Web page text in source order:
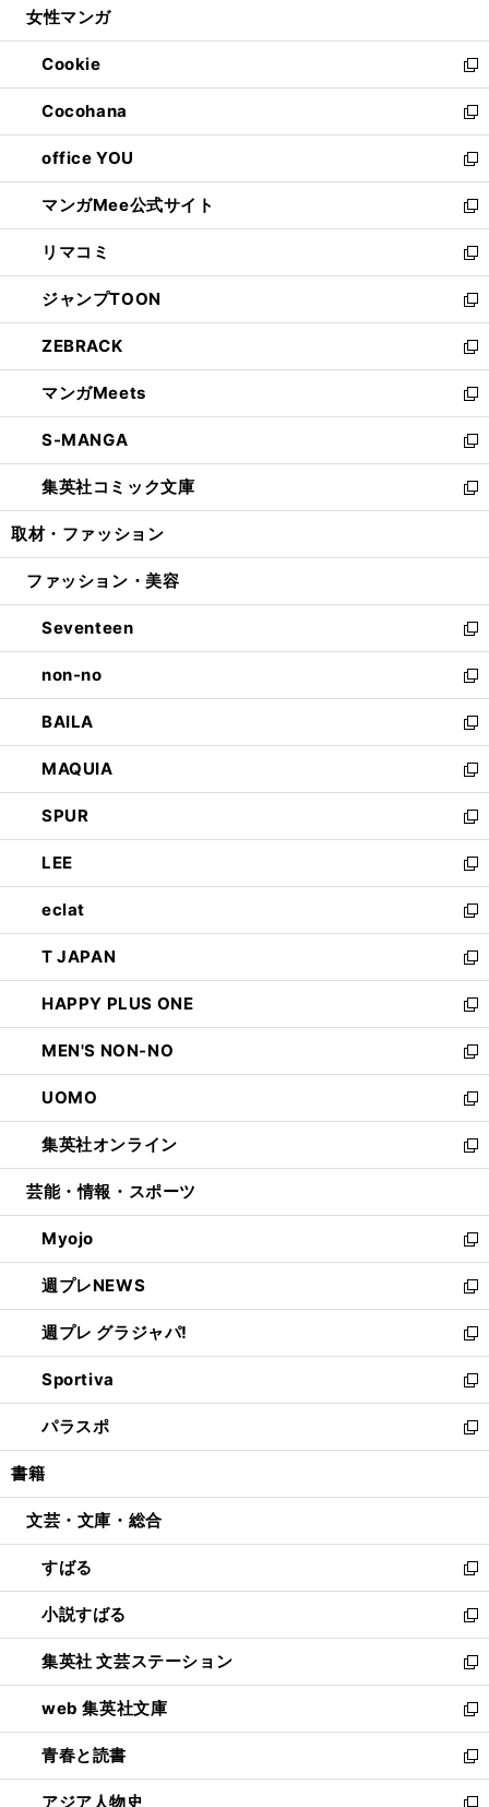
開
く
ウ
で
開
く
ン
ド
ウ
で
開
く
ウ
ィ
ン
ド
ウ
で
開
く
女性マンガ
Cookie
新
し
い
ウ
ィ
ン
ド
ウ
で
開
く
Cocohana
新
し
い
ウ
ィ
ン
ド
ウ
で
開
く
office YOU
新
し
い
ウ
ィ
ン
ド
ウ
で
開
く
マンガMee公式サイト
新
し
い
ウ
ィ
ン
ド
ウ
で
開
く
リマコミ
新
し
い
ウ
ィ
ン
ド
ウ
で
開
く
ジャンプTOON
新
し
い
ウ
ィ
ン
ド
ウ
で
開
ZEBRACK
新
し
い
ウ
ィ
ン
ド
ウ
開
マンガMeets
新
し
い
ウ
ィ
ン
ウ
開
く
S-MANGA
新
し
い
ウ
ン
ウ
で
開
く
集英社コミック文庫
新
し
ウ
ン
ド
ウ
で
開
く
取材・ファッション
ファッション・美容
Seventeen
新
し
い
ウ
ィ
ン
ド
ウ
で
開
く
non-no
新
し
い
ウ
ィ
ン
ド
ウ
で
開
く
BAILA
新
し
い
ウ
ィ
ン
ド
ウ
で
開
く
MAQUIA
新
し
い
ウ
ィ
ン
ド
ウ
で
開
く
SPUR
新
し
い
ウ
ィ
ン
ド
ウ
で
開
く
LEE
新
し
い
ウ
ィ
ン
ド
ウ
で
開
く
eclat
新
し
い
ウ
ィ
ン
ド
ウ
で
開
く
T JAPAN
新
し
い
ウ
ィ
ン
ド
ウ
で
開
HAPPY PLUS ONE
新
し
い
ウ
ィ
ン
ド
ウ
開
く
MEN'S NON-NO
新
し
い
ウ
ィ
ン
ウ
で
開
く
UOMO
新
し
い
ウ
ン
ド
ウ
で
開
く
集英社オンライン
新
し
ウ
ィ
ン
ド
ウ
で
開
く
芸能・情報・スポーツ
Myojo
新
し
い
ウ
ィ
ン
ド
ウ
で
開
週プレNEWS
新
し
い
ウ
ィ
ン
ド
ウ
開
週プレ グラジャパ!
新
し
い
ウ
ィ
ン
ウ
開
く
Sportiva
新
し
い
ウ
ン
ウ
で
開
く
パラスポ
新
し
ウ
ン
ド
ウ
で
開
く
書籍
文芸・文庫・総合
すばる
新
し
い
ウ
ィ
ン
ド
ウ
で
開
く
小説すばる
新
し
い
ウ
ィ
ン
ド
ウ
で
集英社 文芸ステーション
新
し
い
ウ
ィ
ン
web 集英社文庫
新
し
い
ウ
青春と読書
新
し
アジア人物史